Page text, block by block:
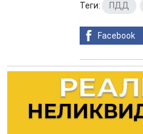
Теги: ПДД
Facebook